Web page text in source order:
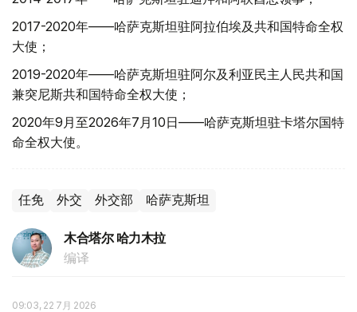
2017-2020年——哈萨克斯坦驻阿拉伯埃及共和国特命全权
大使；
2019-2020年——哈萨克斯坦驻阿尔及利亚民主人民共和国
兼突尼斯共和国特命全权大使；
2020年9月至2026年7月10日——哈萨克斯坦驻卡塔尔国特
命全权大使。
任免 外交 外交部 哈萨克斯坦
木合塔尔 哈力木拉
编译
09:03, 22 7月 2026